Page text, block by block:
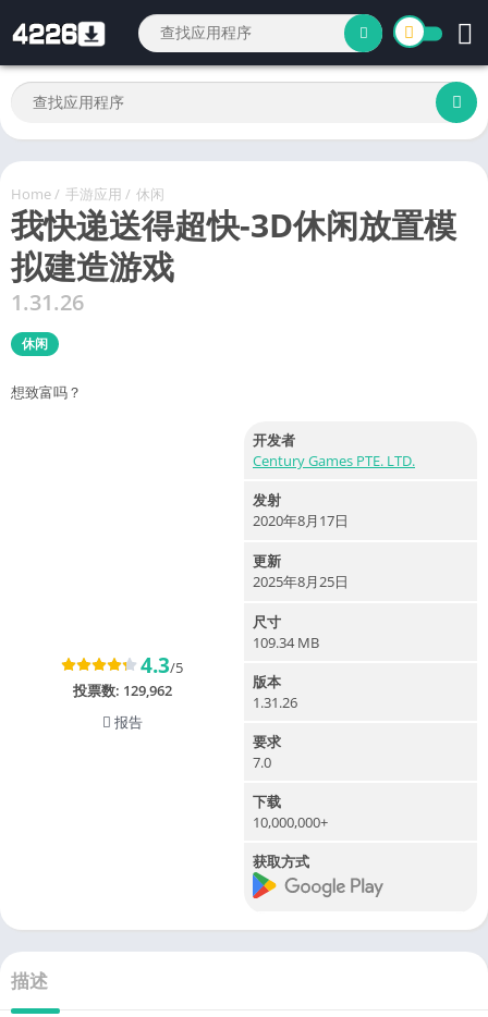
Home/ 手游应用 / 休闲
我快递送得超快-3D休闲放置模
拟建造游戏
1.31.26
休闲
想致富吗？
4.3/5
投票数: 129,962
报告
开发者
Century Games PTE. LTD.
发射
2020年8月17日
更新
2025年8月25日
尺寸
109.34 MB
版本
1.31.26
要求
7.0
下载
10,000,000+
获取方式
描述